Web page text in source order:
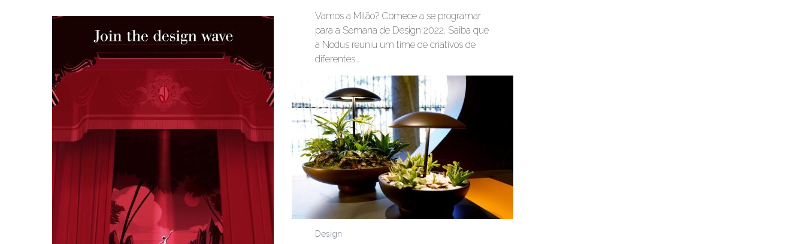
Vamos a Milão? Comece a se programar
para a Semana de Design 2022. Saiba que
a Nodus reuniu um time de criativos de
diferentes…
Leia mais
Design